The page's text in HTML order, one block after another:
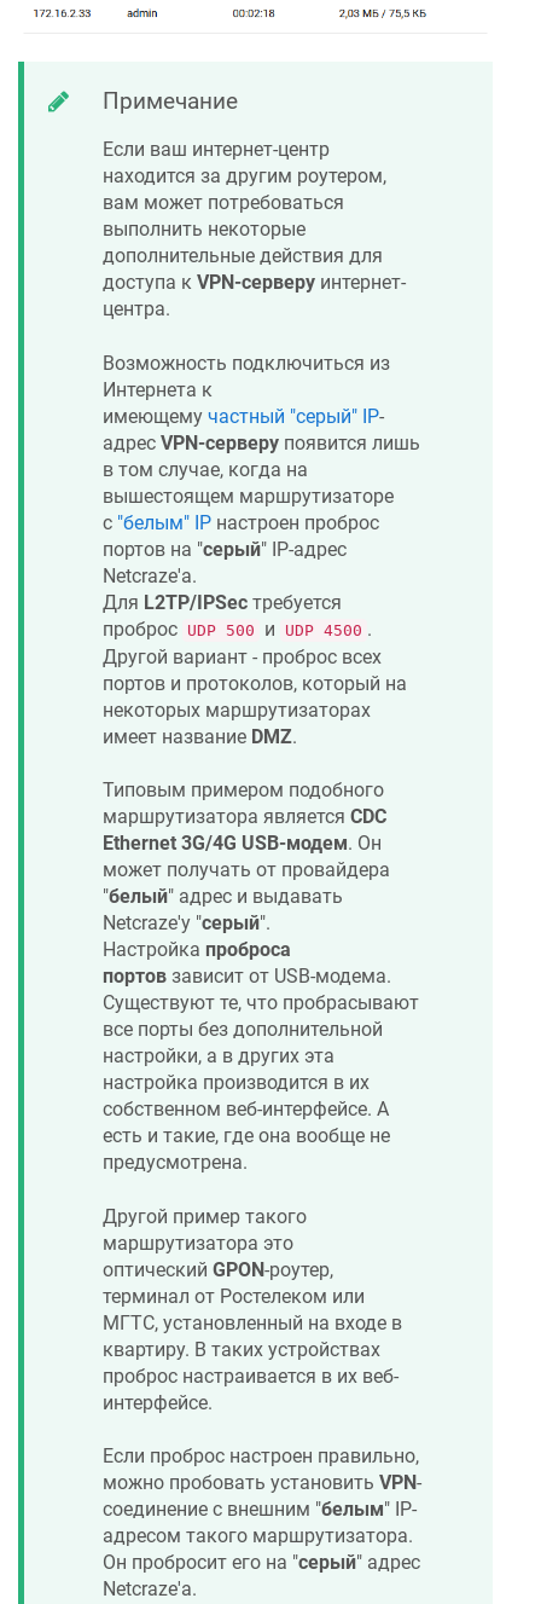
Примечание
Если ваш интернет-центр
находится за другим роутером,
вам может потребоваться
выполнить некоторые
дополнительные действия для
доступа к VPN-серверу интернет-
центра.
Возможность подключиться из
Интернета к
имеющему частный "серый" IP-
адрес VPN-серверу появится лишь
в том случае, когда на
вышестоящем маршрутизаторе
с "белым" IP настроен проброс
портов на "серый" IP-адрес
Netcraze'а.
Для L2TP/IPSec требуется
проброс UDP 500 и UDP 4500 .
Другой вариант - проброс всех
портов и протоколов, который на
некоторых маршрутизаторах
имеет название DMZ.
Типовым примером подобного
маршрутизатора является CDC
Ethernet 3G/4G USB-модем. Он
может получать от провайдера
"белый" адрес и выдавать
Netcraze'у "серый".
Настройка проброса
портов зависит от USB-модема.
Существуют те, что пробрасывают
все порты без дополнительной
настройки, а в других эта
настройка производится в их
собственном веб-интерфейсе. А
есть и такие, где она вообще не
предусмотрена.
Другой пример такого
маршрутизатора это
оптический GPON-роутер,
терминал от Ростелеком или
МГТС, установленный на входе в
квартиру. В таких устройствах
проброс настраивается в их веб-
интерфейсе.
Если проброс настроен правильно,
можно пробовать установить VPN-
соединение с внешним "белым" IP-
адресом такого маршрутизатора.
Он пробросит его на "серый" адрес
Netcraze'а.